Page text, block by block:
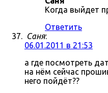
Когда выйдет
Ответить
Саня:
06.01.2011 в 21:53
а где посмотреть
на нём сейчас
него пойдёт??